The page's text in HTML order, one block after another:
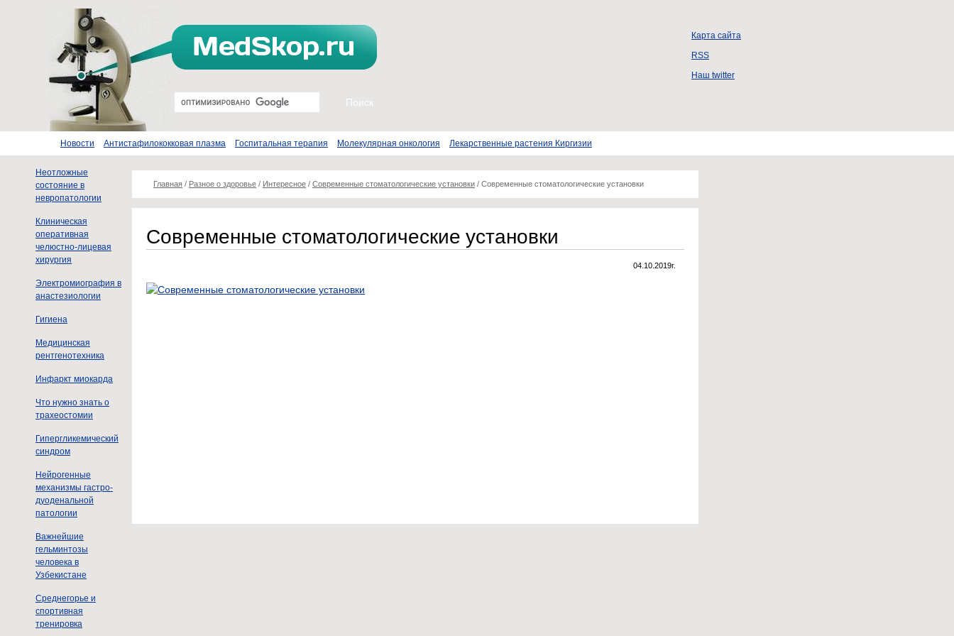
Карта сайта
RSS
Наш twitter
Новости Антистафилококковая плазма Госпитальная терапия Молекулярная онкология Лекарственные растения Киргизии
Неотложные
состояние в
невропатологии
Клиническая
оперативная
челюстно-лицевая
хирургия
Электромиография в
анастезиологии
Гигиена
Медицинская
рентгенотехника
Инфаркт миокарда
Что нужно знать о
трахеостомии
Гипергликемический
синдром
Нейрогенные
механизмы гастро-
дуоденальной
патологии
Важнейшие
гельминтозы
человека в
Узбекистане
Среднегорье и
спортивная
тренировка
Главная / Разное о здоровье / Интересное / Современные стоматологические установки / Современные стоматологические установки
Современные стоматологические установки
04.10.2019г.